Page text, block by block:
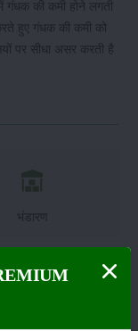
की कमी होने लगती
हुए गंधक की कमी को
पर सीधा असर करती है
भंडारण